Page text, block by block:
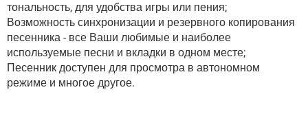
тональность, для удобства игры или пения;
Возможность синхронизации и резервного копирования
песенника - все Ваши любимые и наиболее
используемые песни и вкладки в одном месте;
Песенник доступен для просмотра в автономном
режиме и многое другое.